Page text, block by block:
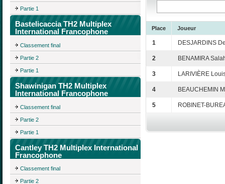
Partie 1
Bastelicaccia TH2 Multiplex
International Francophone
Classement final
Partie 2
Partie 1
Shawinigan TH2 Multiplex
International Francophone
Classement final
Partie 2
Partie 1
Cantley TH2 Multiplex International
Francophone
Classement final
Partie 2
Place Joueur
1 DESJARDINS
2 BENAMIRA
3 LARIVIÈRE
4 BEAUCHEMIN
5 ROBINET-